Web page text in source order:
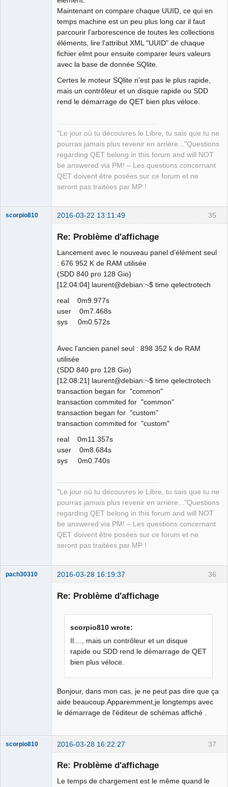
Maintenant on compare chaque UUID, ce qui en
temps machine est un peu plus long car il faut
parcourir l’arborescence de toutes les collections
éléments, lire l'attribut XML "UUID" de chaque
fichier elmt pour ensuite comparer leurs valeurs
avec la base de donnée SQlite.
Certes le moteur SQlite n'est pas le plus rapide,
mais un contrôleur et un disque rapide ou SDD
rend le démarrage de QET bien plus véloce.
"Le jour où tu découvres le Libre, tu sais que tu ne
pourras jamais plus revenir en arrière..."Questions
regarding QET belong in this forum and will NOT
be answered via PM! – Les questions concernant
QET doivent être posées sur ce forum et ne
seront pas traitées par MP !
35
scorpio810 2016-03-22 13:11:49
Re: Problème d'affichage
Lancement avec le nouveau panel d’élément seul
: 676 952 K de RAM utilisée
(SDD 840 pro 128 Gio)
[12:04:04] laurent@debian:~$ time qelectrotech
real 0m9.977s
user 0m7.468s
sys 0m0.572s
Avec l'ancien panel seul : 898 352 k de RAM
utilisée
(SDD 840 pro 128 Gio)
[12:08:21] laurent@debian:~$ time qelectrotech
transaction began for "common"
transaction commited for "common"
transaction began for "custom"
transaction commited for "custom"
real 0m11.357s
user 0m8.684s
sys 0m0.740s
"Le jour où tu découvres le Libre, tu sais que tu ne
pourras jamais plus revenir en arrière..."Questions
regarding QET belong in this forum and will NOT
be answered via PM! – Les questions concernant
QET doivent être posées sur ce forum et ne
seront pas traitées par MP !
36
pach30310 2016-03-28 16:19:37
Re: Problème d'affichage
scorpio810 wrote:
Il...., mais un contrôleur et un disque
rapide ou SDD rend le démarrage de QET
bien plus véloce.
Bonjour, dans mon cas, je ne peut pas dire que ça
aide beaucoup.Apparemment,je longtemps avec
le démarrage de l'éditeur de schémas affiché .
37
scorpio810 2016-03-28 16:22:27
Re: Problème d'affichage
Le temps de chargement est le même quand le